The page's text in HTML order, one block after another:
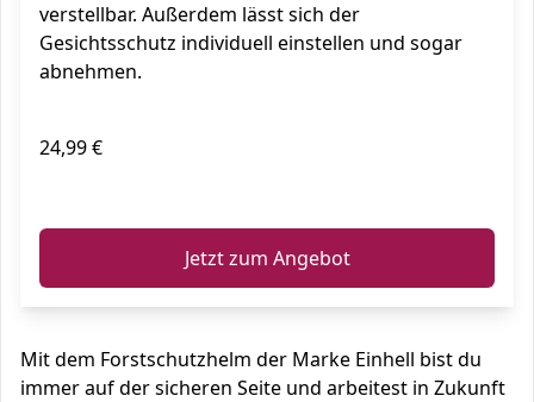
verstellbar. Außerdem lässt sich der
Gesichtsschutz individuell einstellen und sogar
abnehmen.
24,99 €
Jetzt zum Angebot
Mit dem Forstschutzhelm der Marke Einhell bist du
immer auf der sicheren Seite und arbeitest in Zukunft